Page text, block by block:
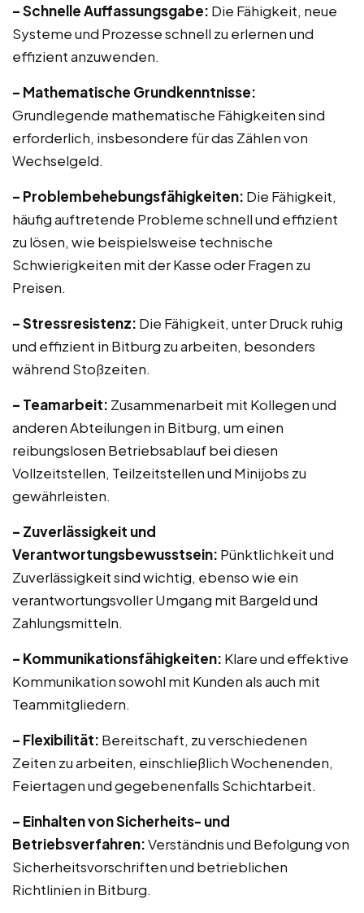
– Schnelle Auffassungsgabe: Die Fähigkeit, neue
Systeme und Prozesse schnell zu erlernen und
effizient anzuwenden.
– Mathematische Grundkenntnisse:
Grundlegende mathematische Fähigkeiten sind
erforderlich, insbesondere für das Zählen von
Wechselgeld.
– Problembehebungsfähigkeiten: Die Fähigkeit,
häufig auftretende Probleme schnell und effizient
zu lösen, wie beispielsweise technische
Schwierigkeiten mit der Kasse oder Fragen zu
Preisen.
– Stressresistenz: Die Fähigkeit, unter Druck ruhig
und effizient in Bitburg zu arbeiten, besonders
während Stoßzeiten.
– Teamarbeit: Zusammenarbeit mit Kollegen und
anderen Abteilungen in Bitburg, um einen
reibungslosen Betriebsablauf bei diesen
Vollzeitstellen, Teilzeitstellen und Minijobs zu
gewährleisten.
– Zuverlässigkeit und
Verantwortungsbewusstsein: Pünktlichkeit und
Zuverlässigkeit sind wichtig, ebenso wie ein
verantwortungsvoller Umgang mit Bargeld und
Zahlungsmitteln.
– Kommunikationsfähigkeiten: Klare und effektive
Kommunikation sowohl mit Kunden als auch mit
Teammitgliedern.
– Flexibilität: Bereitschaft, zu verschiedenen
Zeiten zu arbeiten, einschließlich Wochenenden,
Feiertagen und gegebenenfalls Schichtarbeit.
– Einhalten von Sicherheits- und
Betriebsverfahren:Verständnis und Befolgung von
Sicherheitsvorschriften und betrieblichen
Richtlinien in Bitburg.